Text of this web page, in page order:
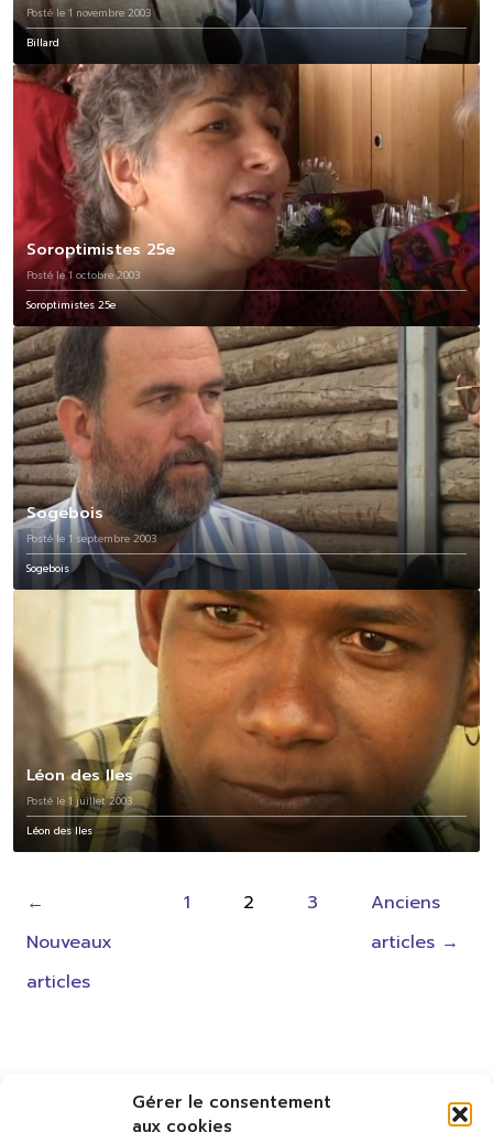
Gérer le consentement
aux cookies
Posté le 1 novembre 2003
Billard
Soroptimistes 25e
Posté le 1 octobre 2003
Soroptimistes 25e
Sogebois
Posté le 1 septembre 2003
Sogebois
Léon des Iles
Posté le 1 juillet 2003
Léon des Iles
Pagination
des
publications
←
Nouveaux
articles
1 2 3
Anciens
articles →